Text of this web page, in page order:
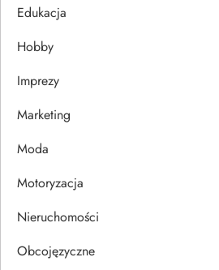
j
a
w
p
i
s
u
Edukacja
Hobby
Imprezy
Marketing
Moda
Motoryzacja
Nieruchomości
Obcojęzyczne